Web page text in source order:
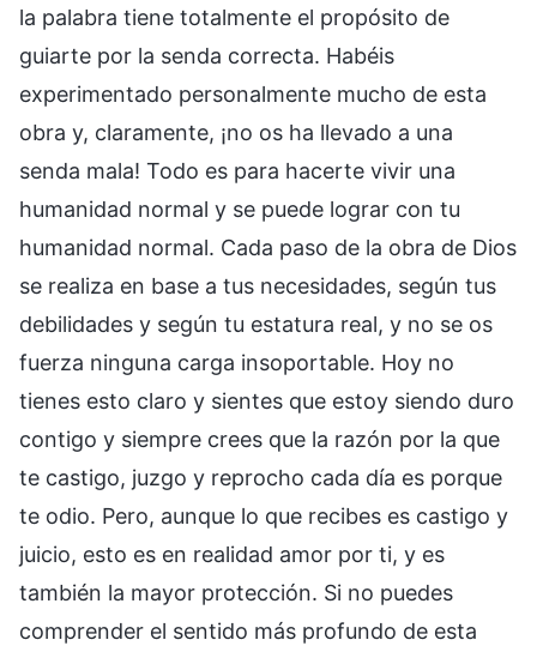
la palabra tiene totalmente el propósito de
guiarte por la senda correcta. Habéis
experimentado personalmente mucho de esta
obra y, claramente, ¡no os ha llevado a una
senda mala! Todo es para hacerte vivir una
humanidad normal y se puede lograr con tu
humanidad normal. Cada paso de la obra de Dios
se realiza en base a tus necesidades, según tus
debilidades y según tu estatura real, y no se os
fuerza ninguna carga insoportable. Hoy no
tienes esto claro y sientes que estoy siendo duro
contigo y siempre crees que la razón por la que
te castigo, juzgo y reprocho cada día es porque
te odio. Pero, aunque lo que recibes es castigo y
juicio, esto es en realidad amor por ti, y es
también la mayor protección. Si no puedes
comprender el sentido más profundo de esta